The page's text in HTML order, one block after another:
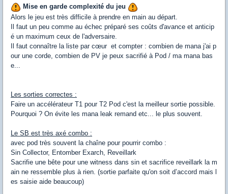
Mise en garde complexité du jeu
Alors le jeu est très difficile à prendre en main au départ.
Il faut un peu comme au échec préparé ses coûts d'avance et anticip
é un maximum ceux de l'adversaire.
Il faut connaître la liste par cœur et compter : combien de mana j'ai p
our une corde, combien de PV je peux sacrifié à Pod / ma mana bas
e...
Les sorties correctes :
Faire un accélérateur T1 pour T2 Pod c'est la meilleur sortie possible.
Pourquoi ? On évite les mana leak remand etc... le plus souvent.
Le SB est très axé combo :
avec pod très souvent la chaîne pour pourrir combo :
Sin Collector, Entomber Exarch, Reveillark
Sacrifie une bête pour une witness dans sin et sacrifice reveillark la m
ain ne ressemble plus à rien. (sortie parfaite qu'on soit d’accord mais l
es saisie aide beaucoup)